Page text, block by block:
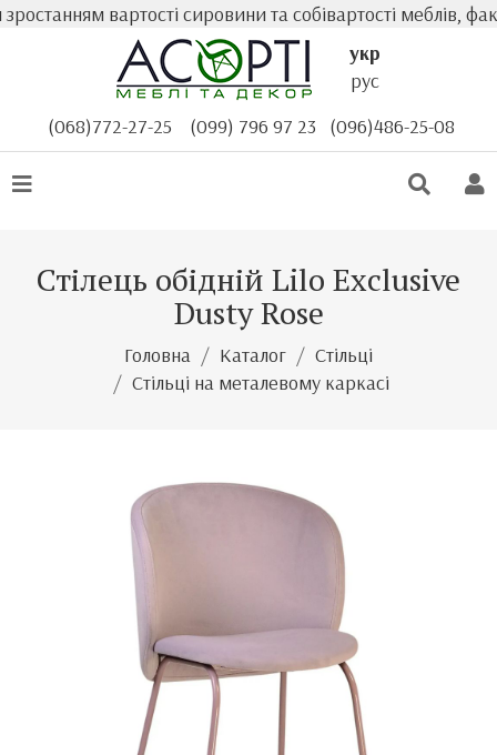
вартості сировини та собівартості меблів,
укр
рус
(068)772-27-25
(099) 796 97 23 (096)486-25-08
Стілець обідній Lilo Exclusive
Dusty Rose
Головна Каталог
Стільці
Стільці на металевому каркасі